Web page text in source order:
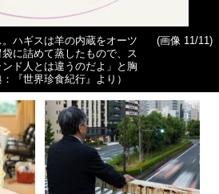
ハギスは羊の内蔵をオーツ
に詰めて蒸したもので、ス
ド人とは違うのだよ」と胸
『世界珍食紀行』より）
(画像 11/11)